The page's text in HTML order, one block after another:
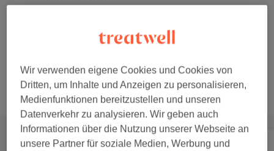
Spare bis zu 25%
Alle Services
Wir verwenden eigene Cookies und Cookies von
Dritten, um Inhalte und Anzeigen zu personalisieren,
Medienfunktionen bereitzustellen und unseren
Datenverkehr zu analysieren. Wir geben auch
Informationen über die Nutzung unserer Webseite an
unsere Partner für soziale Medien, Werbung und